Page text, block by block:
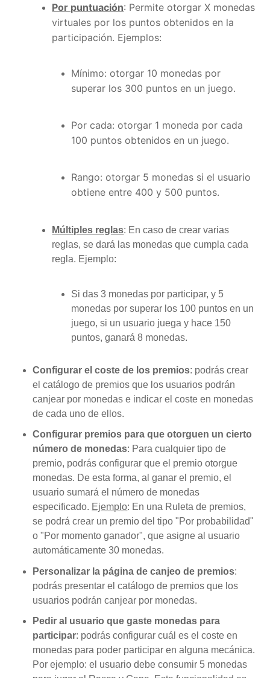
Por puntuación: Permite otorgar X monedas
virtuales por los puntos obtenidos en la
participación. Ejemplos:
Mínimo: otorgar 10 monedas por
superar los 300 puntos en un juego.
Por cada: otorgar 1 moneda por cada
100 puntos obtenidos en un juego.
Rango: otorgar 5 monedas si el usuario
obtiene entre 400 y 500 puntos.
Múltiples reglas: En caso de crear varias
reglas, se dará las monedas que cumpla cada
regla. Ejemplo:
Si das 3 monedas por participar, y 5
monedas por superar los 100 puntos en un
juego, si un usuario juega y hace 150
puntos, ganará 8 monedas.
Configurar el coste de los premios: podrás crear
el catálogo de premios que los usuarios podrán
canjear por monedas e indicar el coste en monedas
de cada uno de ellos.
Configurar premios para que otorguen un cierto
número de monedas: Para cualquier tipo de
premio, podrás configurar que el premio otorgue
monedas. De esta forma, al ganar el premio, el
usuario sumará el número de monedas
especificado. Ejemplo: En una Ruleta de premios,
se podrá crear un premio del tipo "Por probabilidad"
o "Por momento ganador", que asigne al usuario
automáticamente 30 monedas.
Personalizar la página de canjeo de premios:
podrás presentar el catálogo de premios que los
usuarios podrán canjear por monedas.
Pedir al usuario que gaste monedas para
participar: podrás configurar cuál es el coste en
monedas para poder participar en alguna mecánica.
Por ejemplo: el usuario debe consumir 5 monedas